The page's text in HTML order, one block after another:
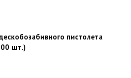
пистолета
шт.)